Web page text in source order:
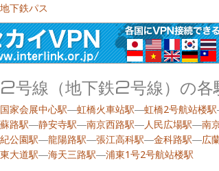
下鉄パス
号線（地下鉄2号線）の各
国家会展中心駅―虹橋火車站駅―虹橋2号航站楼駅
路駅―静安寺駅―南京西路駅―人民広場駅―南
公園駅―龍陽路駅―張江高科駅―金科路駅―広
大道駅―海天三路駅―浦東1号2号航站楼駅